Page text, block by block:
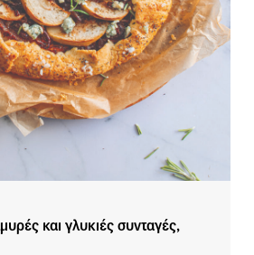
και γλυκιές συνταγές,